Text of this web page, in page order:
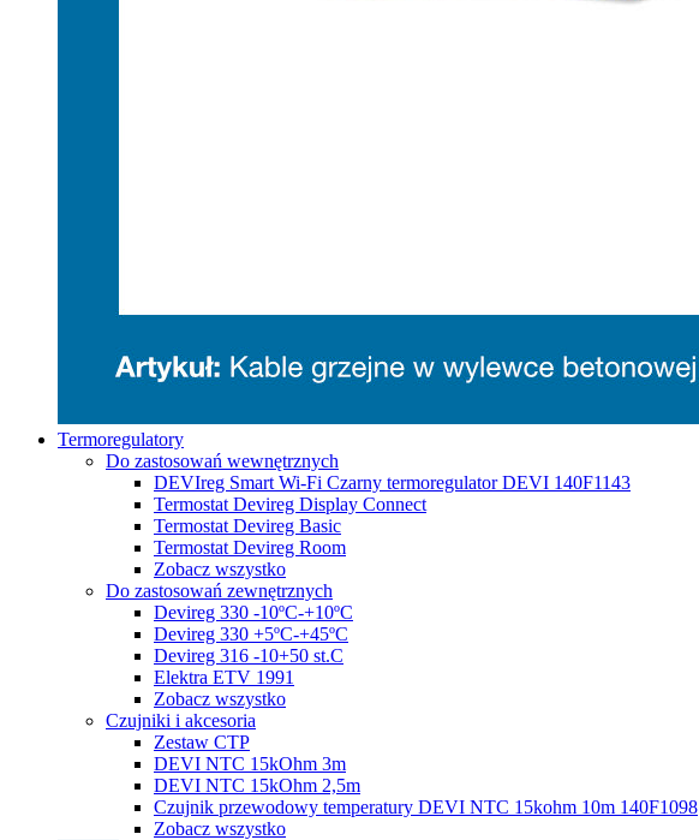
Termoregulatory
Do zastosowań wewnętrznych
DEVIreg Smart Wi-Fi Czarny termoregulator DEVI 140F1143
Termostat Devireg Display Connect
Termostat Devireg Basic
Termostat Devireg Room
Zobacz wszystko
Do zastosowań zewnętrznych
Devireg 330 -10ºC-+10ºC
Devireg 330 +5ºC-+45ºC
Devireg 316 -10+50 st.C
Elektra ETV 1991
Zobacz wszystko
Czujniki i akcesoria
Zestaw CTP
DEVI NTC 15kOhm 3m
DEVI NTC 15kOhm 2,5m
Czujnik przewodowy temperatury DEVI NTC 15kohm 10m 140F1098
Zobacz wszystko